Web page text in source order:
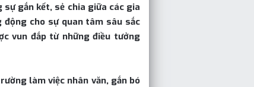
sự gắn kết, sẻ chia giữa các gia
động cho sự quan tâm sâu sắc
vun đắp từ những điều tưởng
làm việc nhân văn, gắn bó